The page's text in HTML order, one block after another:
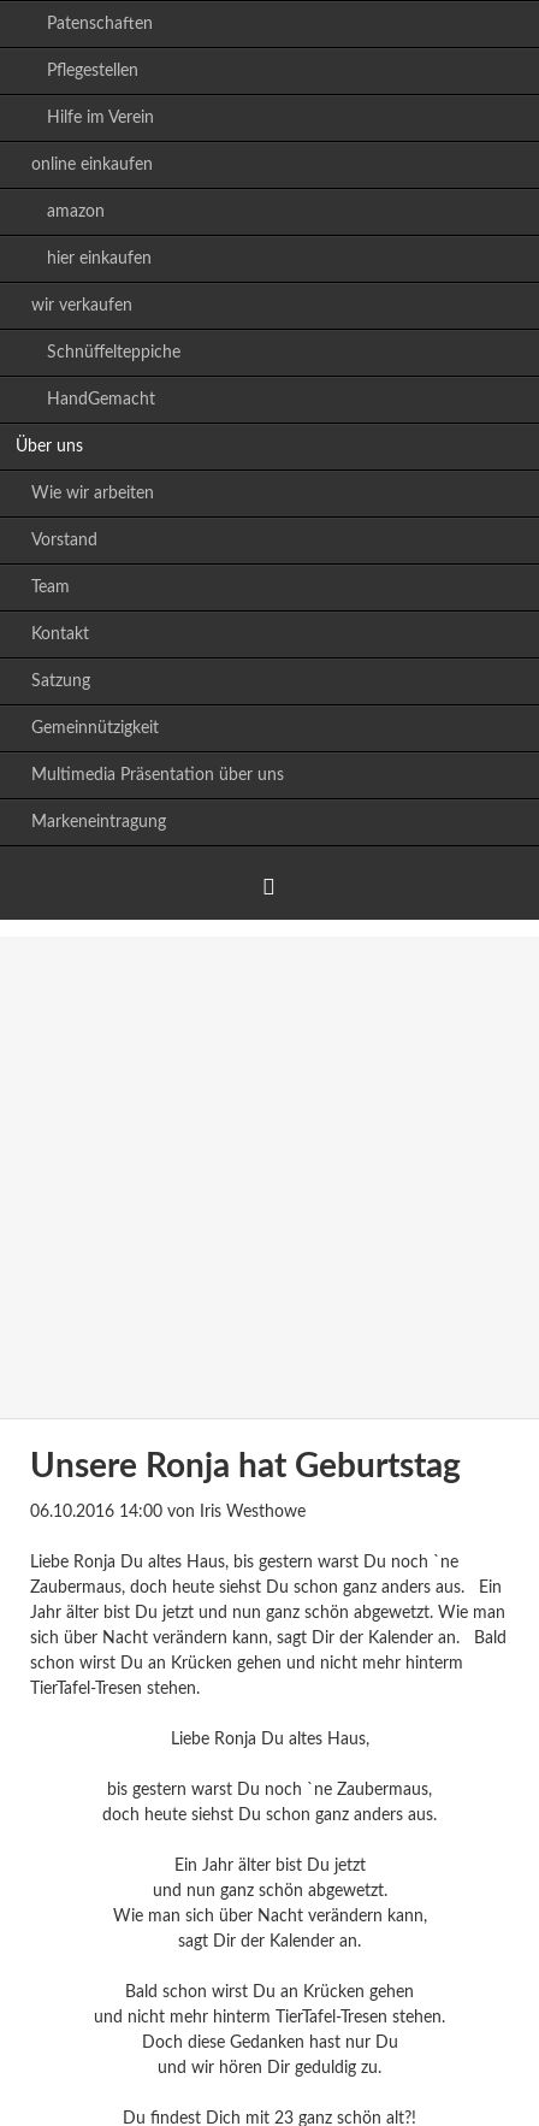
Patenschaften
Pflegestellen
Hilfe im Verein
online einkaufen
amazon
hier einkaufen
wir verkaufen
Schnüffelteppiche
HandGemacht
Über uns
Wie wir arbeiten
Vorstand
Team
Kontakt
Satzung
Gemeinnützigkeit
Multimedia Präsentation über uns
Markeneintragung
Unsere Ronja hat Geburtstag
06.10.2016 14:00von Iris Westhowe
Liebe Ronja Du altes Haus, bis gestern warst Du noch `ne
Zaubermaus, doch heute siehst Du schon ganz anders aus. Ein
Jahr älter bist Du jetzt und nun ganz schön abgewetzt. Wie man
sich über Nacht verändern kann, sagt Dir der Kalender an. Bald
schon wirst Du an Krücken gehen und nicht mehr hinterm
TierTafel-Tresen stehen.
Liebe Ronja Du altes Haus,
bis gestern warst Du noch `ne Zaubermaus,
doch heute siehst Du schon ganz anders aus.
Ein Jahr älter bist Du jetzt
und nun ganz schön abgewetzt.
Wie man sich über Nacht verändern kann,
sagt Dir der Kalender an.
Bald schon wirst Du an Krücken gehen
und nicht mehr hinterm TierTafel-Tresen stehen.
Doch diese Gedanken hast nur Du
und wir hören Dir geduldig zu.
Du findest Dich mit 23 ganz schön alt?!